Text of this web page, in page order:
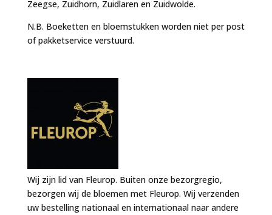
Zeegse, Zuidhorn, Zuidlaren en Zuidwolde.
N.B. Boeketten en bloemstukken worden niet per post
of pakketservice verstuurd.
Wij zijn lid van Fleurop. Buiten onze bezorgregio,
bezorgen wij de bloemen met Fleurop. Wij verzenden
uw bestelling nationaal en internationaal naar andere